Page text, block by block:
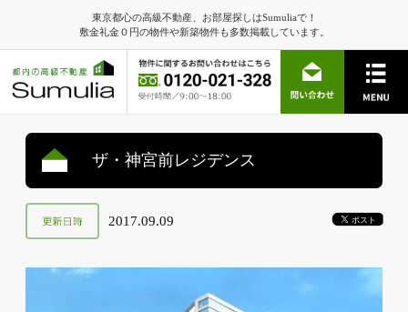
東京都心の高級不動産、お部屋探しはSumuliaで！
敷金礼金０円の物件や新築物件も多数掲載しています。
ザ・神宮前レジデンス
2017.09.09